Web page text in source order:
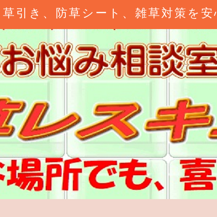
引き、防草シート、雑草対策を